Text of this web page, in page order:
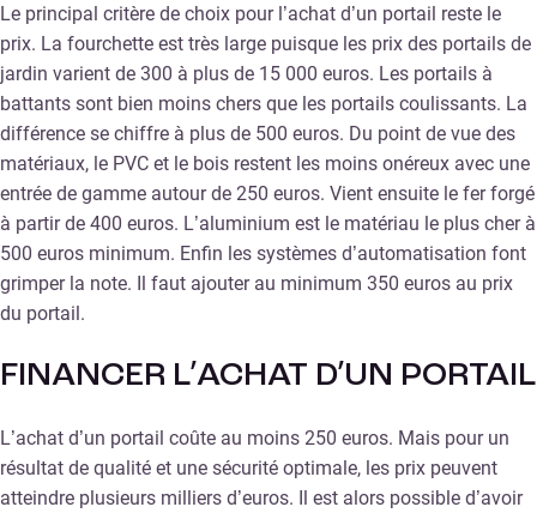
Le principal critère de choix pour l’achat d’un portail reste le
prix. La fourchette est très large puisque les prix des portails de
jardin varient de 300 à plus de 15 000 euros. Les portails à
battants sont bien moins chers que les portails coulissants. La
différence se chiffre à plus de 500 euros. Du point de vue des
matériaux, le PVC et le bois restent les moins onéreux avec une
entrée de gamme autour de 250 euros. Vient ensuite le fer forgé
à partir de 400 euros. L’aluminium est le matériau le plus cher à
500 euros minimum. Enfin les systèmes d’automatisation font
grimper la note. Il faut ajouter au minimum 350 euros au prix
du portail.
FINANCER L’ACHAT D’UN PORTAIL
L’achat d’un portail coûte au moins 250 euros. Mais pour un
résultat de qualité et une sécurité optimale, les prix peuvent
atteindre plusieurs milliers d’euros. Il est alors possible d’avoir